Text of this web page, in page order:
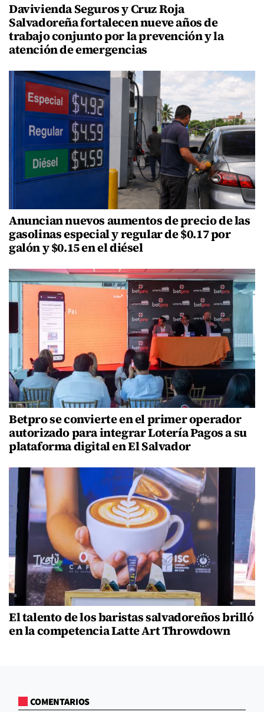
Davivienda Seguros y Cruz Roja
Salvadoreña fortalecen nueve años de
trabajo conjunto por la prevención y la
atención de emergencias
Anuncian nuevos aumentos de precio de las
gasolinas especial y regular de $0.17 por
galón y $0.15 en el diésel
Betpro se convierte en el primer operador
autorizado para integrar Lotería Pagos a su
plataforma digital en El Salvador
El talento de los baristas salvadoreños brilló
en la competencia Latte Art Throwdown
COMENTARIOS